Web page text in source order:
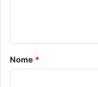
r
Nome *